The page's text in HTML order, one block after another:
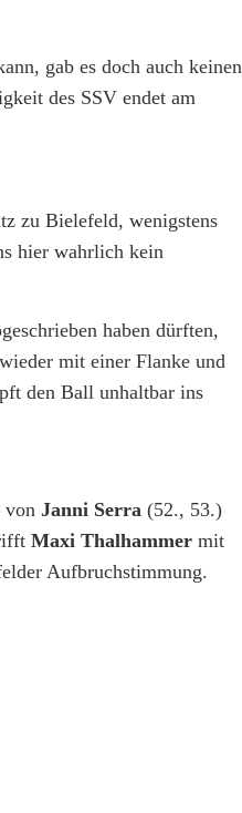
gab es doch auch keinen
des SSV endet am
zu Bielefeld, wenigstens
hier wahrlich kein
haben dürften,
mit einer Flanke und
den Ball unhaltbar ins
von Janni Serra (52., 53.)
Maxi Thalhammer mit
Aufbruchstimmung.